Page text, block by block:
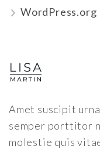
WordPress.org
Amet suscipit
semper porttitor
molestie quis